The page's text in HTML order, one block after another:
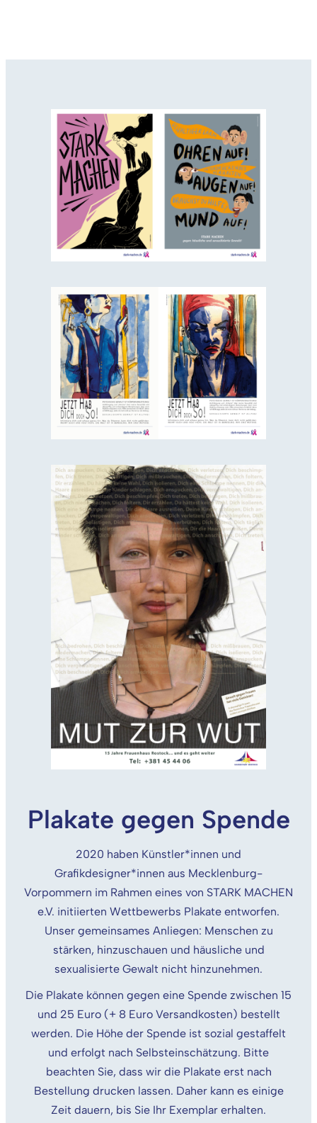
Plakate gegen Spende
2020 haben Künstler*innen und
Grafikdesigner*innen aus Mecklenburg-
Vorpommern im Rahmen eines von STARK MACHEN
e.V. initiierten Wettbewerbs Plakate entworfen.
Unser gemeinsames Anliegen: Menschen zu
stärken, hinzuschauen und häusliche und
sexualisierte Gewalt nicht hinzunehmen.
Die Plakate können gegen eine Spende zwischen 15
und 25 Euro (+ 8 Euro Versandkosten) bestellt
werden. Die Höhe der Spende ist sozial gestaffelt
und erfolgt nach Selbsteinschätzung. Bitte
beachten Sie, dass wir die Plakate erst nach
Bestellung drucken lassen. Daher kann es einige
Zeit dauern, bis Sie Ihr Exemplar erhalten.